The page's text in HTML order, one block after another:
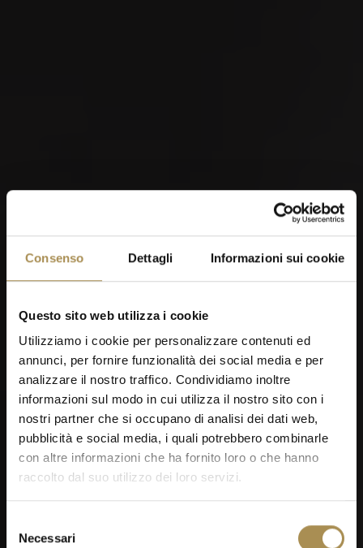
Consenso Dettagli Informazioni sui cookie
Questo sito web utilizza i cookie
Utilizziamo i cookie per personalizzare contenuti ed
annunci, per fornire funzionalità dei social media e per
analizzare il nostro traffico. Condividiamo inoltre
informazioni sul modo in cui utilizza il nostro sito con i
nostri partner che si occupano di analisi dei dati web,
pubblicità e social media, i quali potrebbero combinarle
con altre informazioni che ha fornito loro o che hanno
raccolto dal suo utilizzo dei loro servizi.
delNecessari